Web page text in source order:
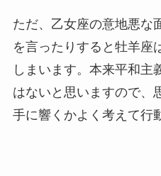
ただ、乙女座の意地悪な
を言ったりすると牡羊座
しまいます。本来平和主
はないと思いますので、
手に響くかよく考えて行